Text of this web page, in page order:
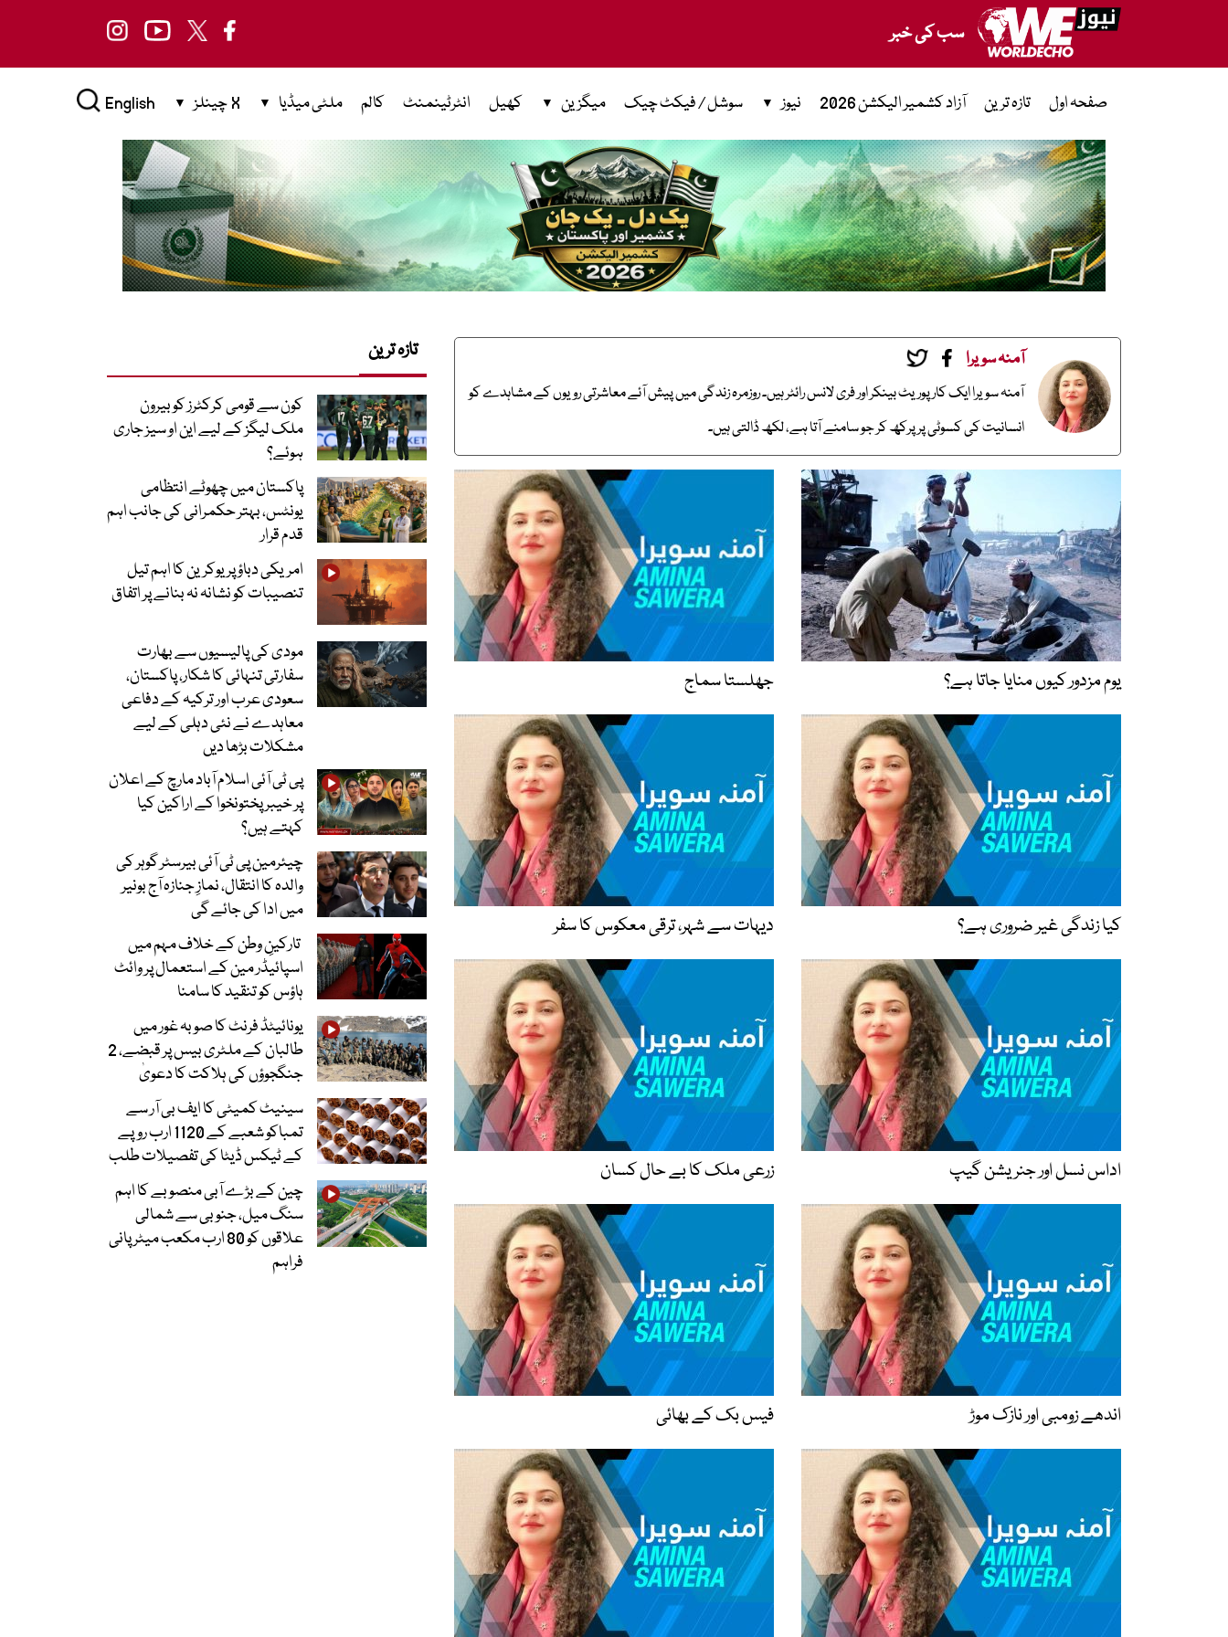
سب کی خبر
صفحہ اول تازہ ترین آزاد کشمیر الیکشن 2026 نیوز سوشل / فیکٹ چیک میگزین کھیل انٹرٹینمنٹ کالم ملٹی میڈیا X چینلز English
آمنہ سویرا
آمنہ سویرا ایک کارپوریٹ بینکر اور فری لانس رائٹر ہیں۔ روزمرہ زندگی میں پیش آئے معاشرتی رویوں کے مشاہدے کو
انسانیت کی کسوٹی پر پرکھ کر جو سامنے آتا ہے، لکھ ڈالتی ہیں۔
یوم مزدور کیوں منایا جاتا ہے؟ جھلستا سماج
کیا زندگی غیر ضروری ہے؟ دیہات سے شہر، ترقی معکوس کا سفر
اداس نسل اور جنریشن گیپ زرعی ملک کا بے حال کسان
اندھے زومبی اور نازک موڑ فیس بک کے بھائی
تازہ ترین
کون سے قومی کرکٹرز کو بیرون
ملک لیگز کے لیے این او سیز جاری
ہوئے؟
پاکستان میں چھوٹے انتظامی
یونٹس، بہتر حکمرانی کی جانب اہم
قدم قرار
امریکی دباؤ پر یوکرین کا اہم تیل
تنصیبات کو نشانہ نہ بنانے پر اتفاق
مودی کی پالیسیوں سے بھارت
سفارتی تنہائی کا شکار، پاکستان،
سعودی عرب اور ترکیہ کے دفاعی
معاہدے نے نئی دہلی کے لیے
مشکلات بڑھا دیں
پی ٹی آئی اسلام آباد مارچ کے اعلان
پر خیبر پختونخوا کے اراکین کیا
کہتے ہیں؟
چیئرمین پی ٹی آئی بیرسٹر گوہر کی
والدہ کا انتقال، نمازِ جنازہ آج بونیر
میں ادا کی جائے گی
تارکینِ وطن کے خلاف مہم میں
اسپائیڈر مین کے استعمال پر وائٹ
ہاؤس کو تنقید کا سامنا
یونائیٹڈ فرنٹ کا صوبہ غور میں
طالبان کے ملٹری بیس پر قبضے، 2
جنگجوؤں کی ہلاکت کا دعویٰ
سینیٹ کمیٹی کا ایف بی آر سے
تمباکو شعبے کے 1120 ارب روپے
کے ٹیکس ڈیٹا کی تفصیلات طلب
چین کے بڑے آبی منصوبے کا اہم
سنگ میل، جنوبی سے شمالی
علاقوں کو 80 ارب مکعب میٹر پانی
فراہم